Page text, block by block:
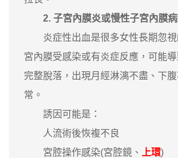
2. 子宮內膜炎或慢性子宮內膜
炎症性出血是很多女性長期忽視
宮內膜受感染或有炎症反應，可能
完整脫落，出現月經淋漓不盡、下
常。
誘因可能是：
人流術後恢複不良
宮腔操作感染(宮腔鏡、
上環)